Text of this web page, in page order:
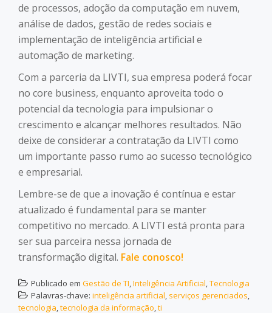
de processos, adoção da computação em nuvem,
análise de dados, gestão de redes sociais e
implementação de inteligência artificial e
automação de marketing.
Com a parceria da LIVTI, sua empresa poderá focar
no core business, enquanto aproveita todo o
potencial da tecnologia para impulsionar o
crescimento e alcançar melhores resultados. Não
deixe de considerar a contratação da LIVTI como
um importante passo rumo ao sucesso tecnológico
e empresarial.
Lembre-se de que a inovação é contínua e estar
atualizado é fundamental para se manter
competitivo no mercado. A LIVTI está pronta para
ser sua parceira nessa jornada de
transformação digital. Fale conosco!
Publicado em Gestão de TI,Inteligência Artificial,Tecnologia
Palavras-chave: inteligência artificial, serviços gerenciados,
tecnologia,tecnologia da informação,ti